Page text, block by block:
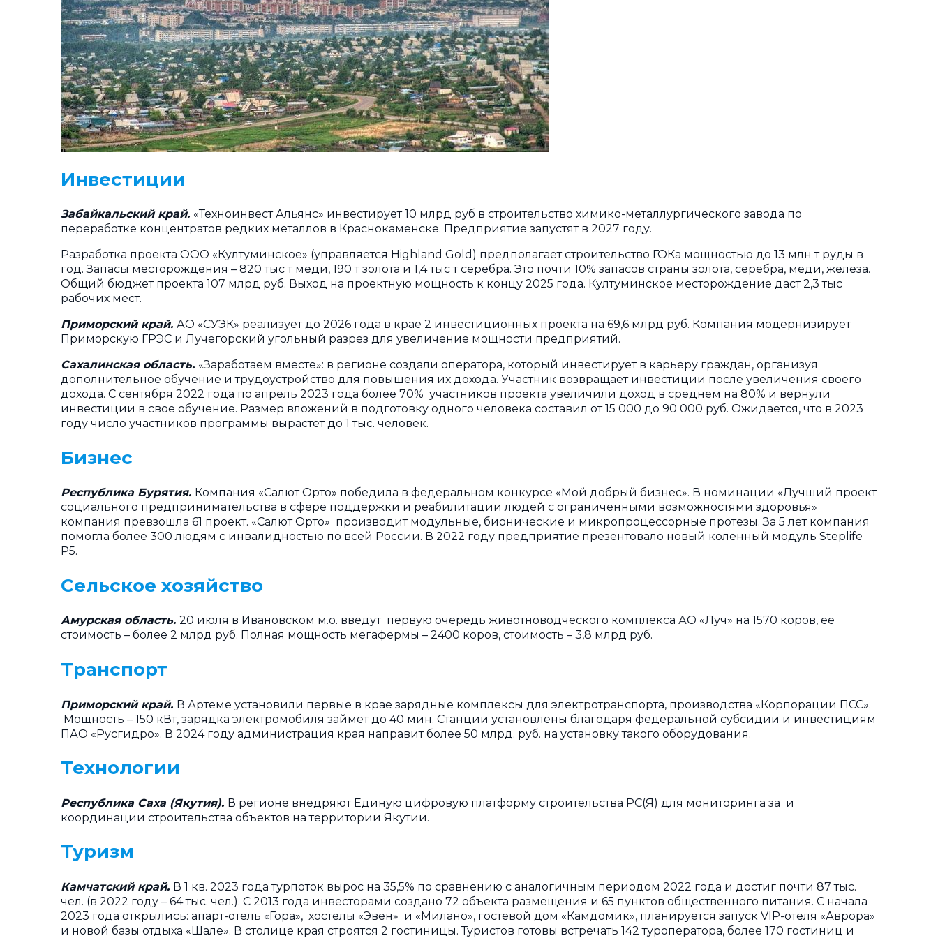
Инвестиции
Забайкальский край. «Техноинвест Альянс» инвестирует 10 млрд руб в строительство химико-металлургического завода по
переработке концентратов редких металлов в Краснокаменске. Предприятие запустят в 2027 году.
Разработка проекта ООО «Култуминское» (управляется Highland Gold) предполагает строительство ГОКа мощностью до 13 млн т руды в
год. Запасы месторождения – 820 тыс т меди, 190 т золота и 1,4 тыс т серебра. Это почти 10% запасов страны золота, серебра, меди, железа.
Общий бюджет проекта 107 млрд руб. Выход на проектную мощность к концу 2025 года. Култуминское месторождение даст 2,3 тыс
рабочих мест.
Приморский край. АО «СУЭК» реализует до 2026 года в крае 2 инвестиционных проекта на 69,6 млрд руб. Компания модернизирует
Приморскую ГРЭС и Лучегорский угольный разрез для увеличение мощности предприятий.
Сахалинская область. «Заработаем вместе»: в регионе создали оператора, который инвестирует в карьеру граждан, организуя
дополнительное обучение и трудоустройство для повышения их дохода. Участник возвращает инвестиции после увеличения своего
дохода. С сентября 2022 года по апрель 2023 года более 70% участников проекта увеличили доход в среднем на 80% и вернули
инвестиции в свое обучение. Размер вложений в подготовку одного человека составил от 15 000 до 90 000 руб. Ожидается, что в 2023
году число участников программы вырастет до 1 тыс. человек.
Бизнес
Республика Бурятия. Компания «Салют Орто» победила в федеральном конкурсе «Мой добрый бизнес». В номинации «Лучший проект
социального предпринимательства в сфере поддержки и реабилитации людей с ограниченными возможностями здоровья»
компания превзошла 61 проект. «Салют Орто» производит модульные, бионические и микропроцессорные протезы. За 5 лет компания
помогла более 300 людям с инвалидностью по всей России. В 2022 году предприятие презентовало новый коленный модуль Steplife
P5.
Сельское хозяйство
Амурская область. 20 июля в Ивановском м.о. введут первую очередь животноводческого комплекса АО «Луч» на 1570 коров, ее
стоимость – более 2 млрд руб. Полная мощность мегафермы – 2400 коров, стоимость – 3,8 млрд руб.
Транспорт
Приморский край. В Артеме установили первые в крае зарядные комплексы для электротранспорта, производства «Корпорации ПСС».
Мощность – 150 кВт, зарядка электромобиля займет до 40 мин. Станции установлены благодаря федеральной субсидии и инвестициям
ПАО «Русгидро». В 2024 году администрация края направит более 50 млрд. руб. на установку такого оборудования.
Технологии
Республика Саха (Якутия). В регионе внедряют Единую цифровую платформу строительства РС(Я) для мониторинга за и
координации строительства объектов на территории Якутии.
Туризм
Камчатский край. В 1 кв. 2023 года турпоток вырос на 35,5% по сравнению с аналогичным периодом 2022 года и достиг почти 87 тыс.
чел. (в 2022 году – 64 тыс. чел.). С 2013 года инвесторами создано 72 объекта размещения и 65 пунктов общественного питания. С начала
2023 года открылись: апарт-отель «Гора», хостелы «Эвен» и «Милано», гостевой дом «Камдомик», планируется запуск VIP-отеля «Аврора»
и новой базы отдыха «Шале». В столице края строятся 2 гостиницы. Туристов готовы встречать 142 туроператора, более 170 гостиниц и